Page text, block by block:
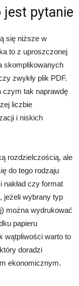
pytanie
się niższe w
to z uproszczonej
skomplikowanych
zwykły plik PDF.
czym tak naprawdę
liczbie
i niskich
rozdzielczością, ale
do tego rodzaju
czy format
jeżeli wybrany typ
można wydrukować
papieru
wątpliwości warto to
doradzi
ekonomicznym.